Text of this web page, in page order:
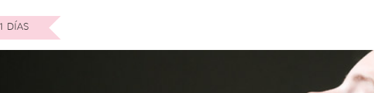
DÍAS